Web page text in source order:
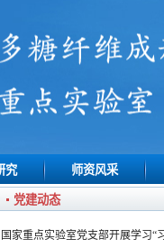
究 师资风采
党建动态
国家重点实验室党支部开展学习